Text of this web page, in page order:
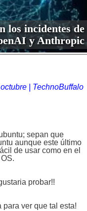
los incidentes de
y Anthropic
| TechnoBuffalo
sepan que
aunque este último
de usar como en el
probar!!
ver que tal esta!